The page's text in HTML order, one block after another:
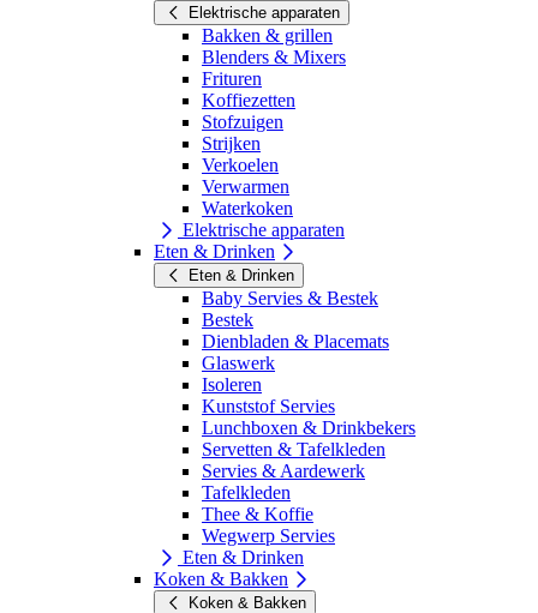
Elektrische apparaten
Bakken & grillen
Blenders & Mixers
Frituren
Koffiezetten
Stofzuigen
Strijken
Verkoelen
Verwarmen
Waterkoken
Elektrische apparaten
Eten & Drinken
Eten & Drinken
Baby Servies & Bestek
Bestek
Dienbladen & Placemats
Glaswerk
Isoleren
Kunststof Servies
Lunchboxen & Drinkbekers
Servetten & Tafelkleden
Servies & Aardewerk
Tafelkleden
Thee & Koffie
Wegwerp Servies
Eten & Drinken
Koken & Bakken
Koken & Bakken